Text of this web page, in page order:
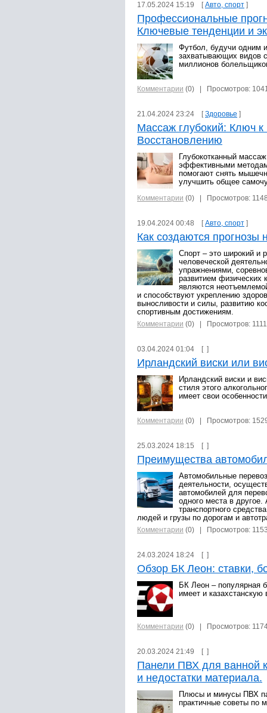
17.05.2024 15:19 [Авто, спорт ]
Профессиональные
Ключевые тенденции и
Футбол, будучи одним
захватывающих видов
миллионов
Комментарии (0) | Просмотров:
21.04.2024 23:24 [Здоровье ]
Массаж глубокий: Ключ
Восстановлению
Глубокотканный
эффективными
помогают снять
улучшить общее
Комментарии (0) | Просмотров:
19.04.2024 00:48 [Авто, спорт ]
Как создаются прогнозы
Спорт – это широкий и
человеческой
упражнениями,
развитием физических
являются
и способствуют укреплению
выносливости и силы, развитию
спортивным достижениям.
Комментарии (0) | Просмотров:
03.04.2024 01:04 [ ]
Ирландский виски или
Ирландский виски и
стиля этого
имеет свои
Комментарии (0) | Просмотров:
25.03.2024 18:15 [ ]
Преимущества
Автомобильные
деятельности,
автомобилей для
одного места в
транспортного
людей и грузы по дорогам и
Комментарии (0) | Просмотров:
24.03.2024 18:24 [ ]
Обзор БК Леон: ставки,
БК Леон – популярная
имеет и казахстанскую
Комментарии (0) | Просмотров:
20.03.2024 21:49 [ ]
Панели ПВХ для ванной
и недостатки материала.
Плюсы и минусы ПВХ
практичные советы по